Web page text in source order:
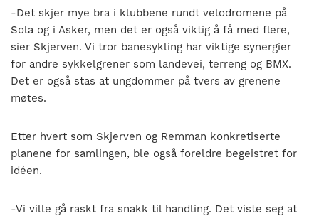
-Det skjer mye bra i klubbene rundt velodromene på
Sola og i Asker, men det er også viktig å få med flere,
sier Skjerven. Vi tror banesykling har viktige synergier
for andre sykkelgrener som landevei, terreng og BMX.
Det er også stas at ungdommer på tvers av grenene
møtes.
Etter hvert som Skjerven og Remman konkretiserte
planene for samlingen, ble også foreldre begeistret for
idéen.
-Vi ville gå raskt fra snakk til handling. Det viste seg at